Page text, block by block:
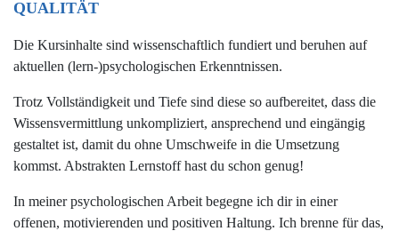
QUALITÄT
Die Kursinhalte sind wissenschaftlich fundiert und beruhen auf
aktuellen (lern-)psychologischen Erkenntnissen.
Trotz Vollständigkeit und Tiefe sind diese so aufbereitet, dass die
Wissensvermittlung unkompliziert, ansprechend und eingängig
gestaltet ist, damit du ohne Umschweife in die Umsetzung
kommst. Abstrakten Lernstoff hast du schon genug!
In meiner psychologischen Arbeit begegne ich dir in einer
offenen, motivierenden und positiven Haltung. Ich brenne für das,